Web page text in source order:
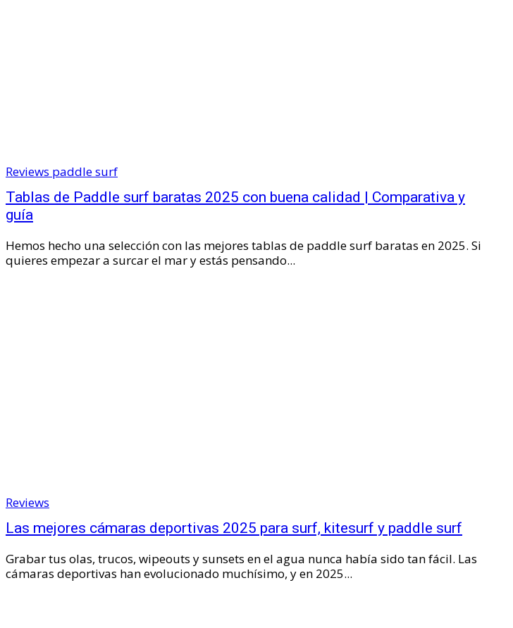
Reviews paddle surf
Tablas de Paddle surf baratas 2025 con buena calidad | Comparativa y
guía
Hemos hecho una selección con las mejores tablas de paddle surf baratas en 2025. Si
quieres empezar a surcar el mar y estás pensando...
Reviews
Las mejores cámaras deportivas 2025 para surf, kitesurf y paddle surf
Grabar tus olas, trucos, wipeouts y sunsets en el agua nunca había sido tan fácil. Las
cámaras deportivas han evolucionado muchísimo, y en 2025...